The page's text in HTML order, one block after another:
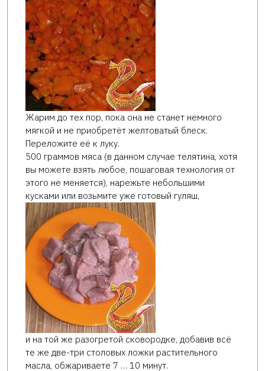
Жарим до тех пор, пока она не станет немного
мягкой и не приобретёт желтоватый блеск.
Переложите её к луку.
500 граммов мяса (в данном случае телятина, хотя
вы можете взять любое, пошаговая технология от
этого не меняется), нарежьте небольшими
кусками или возьмите уже готовый гуляш,
и на той же разогретой сковородке, добавив всё
те же две-три столовых ложки растительного
масла, обжариваете 7 … 10 минут.